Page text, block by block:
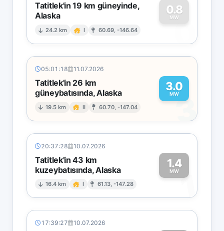
Tatitlek'in 19 km güneyinde,
Alaska
24.2 km I 60.69, -146.64
0.8
MW
0
05:01:18 11.07.2026
Tatitlek'in 26 km
güneybatısında, Alaska
19.5 km II 60.70, -147.04
3.0
MW
3
20:37:28 10.07.2026
Tatitlek'in 43 km
kuzeybatısında, Alaska
16.4 km I 61.13, -147.28
1.4
MW1
17:39:27 10.07.2026